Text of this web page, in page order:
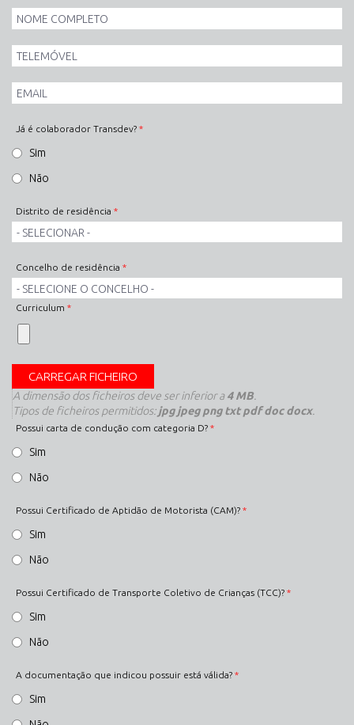
de
Emprego
*
Nome
Completo
Telemóvel
*
Email
*
Já é colaborador Transdev? *
Sim
Não
Distrito de residência *
Concelho de residência *
Curriculum *
A dimensão dos ficheiros deve ser inferior a4 MB
Tipos de ficheiros permitidos:jpg jpeg png txt pdf doc docx.
Possui carta de condução com categoria D? *
Sim
Não
Possui Certificado de Aptidão de Motorista (CAM)? *
Sim
Não
Possui Certificado de Transporte Coletivo de Crianças (TCC)? *
Sim
Não
A documentação que indicou possuir está válida? *
Sim